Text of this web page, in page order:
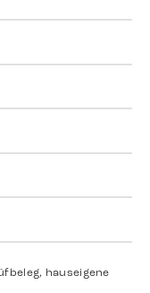
hauseigene